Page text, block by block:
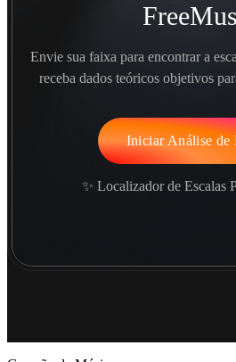
Envie sua faixa para encontrar a
receba dados teóricos objetivos
Iniciar Análise de
✨ Localizador de Escalas